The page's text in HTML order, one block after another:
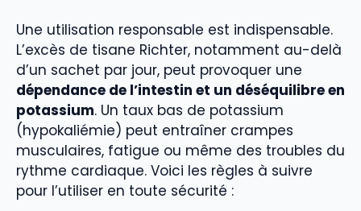
Une utilisation responsable est indispensable.
L’excès de tisane Richter, notamment au-delà
d’un sachet par jour, peut provoquer une
dépendance de l’intestin et un déséquilibre en
potassium. Un taux bas de potassium
(hypokaliémie) peut entraîner crampes
musculaires, fatigue ou même des troubles du
rythme cardiaque. Voici les règles à suivre
pour l’utiliser en toute sécurité :